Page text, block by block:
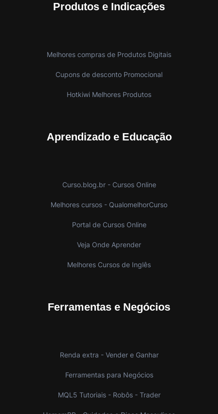
Produtos e Indicações
Melhores compras de Produtos Digitais
Cupons de desconto Promocional
Hotkiwi Melhores Produtos
Aprendizado e Educação
Curso.blog.br - Cursos Online
Melhores cursos - QualomelhorCurso
Portal de Cursos Online
Veja Onde Aprender
Melhores Cursos de Inglês
Ferramentas e Negócios
Renda extra - Vender e Ganhar
Ferramentas para Negócios
MQL5 Tutoriais - Robôs - Trader